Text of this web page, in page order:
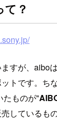
？
すが、aibo
トです。ち
たものが"
しているも